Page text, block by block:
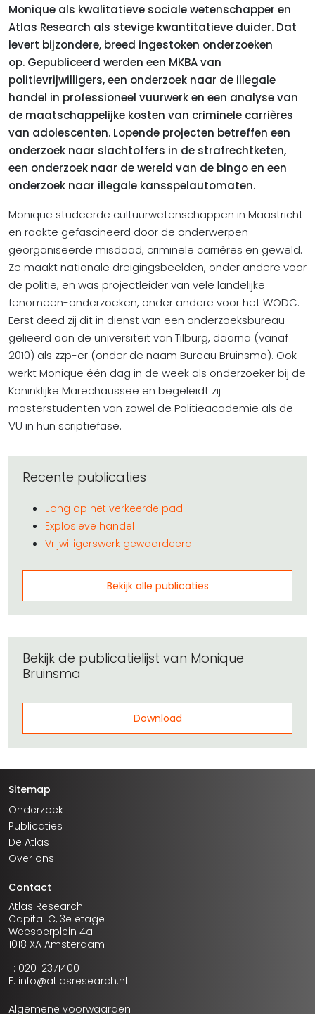
Monique als kwalitatieve sociale wetenschapper en
Atlas Research als stevige kwantitatieve duider. Dat
levert bijzondere, breed ingestoken onderzoeken
op. Gepubliceerd werden een MKBA van
politievrijwilligers, een onderzoek naar de illegale
handel in professioneel vuurwerk en een analyse van
de maatschappelijke kosten van criminele carrières
van adolescenten. Lopende projecten betreffen een
onderzoek naar slachtoffers in de strafrechtketen,
een onderzoek naar de wereld van de bingo en een
onderzoek naar illegale kansspelautomaten.
Monique studeerde cultuurwetenschappen in Maastricht
en raakte gefascineerd door de onderwerpen
georganiseerde misdaad, criminele carrières en geweld.
Ze maakt nationale dreigingsbeelden, onder andere voor
de politie, en was projectleider van vele landelijke
fenomeen-onderzoeken, onder andere voor het WODC.
Eerst deed zij dit in dienst van een onderzoeksbureau
gelieerd aan de universiteit van Tilburg, daarna (vanaf
2010) als zzp-er (onder de naam Bureau Bruinsma). Ook
werkt Monique één dag in de week als onderzoeker bij de
Koninklijke Marechaussee en begeleidt zij
masterstudenten van zowel de Politieacademie als de
VU in hun scriptiefase.
Recente publicaties
Jong op het verkeerde pad
Explosieve handel
Vrijwilligerswerk gewaardeerd
Bekijk alle publicaties
Bekijk de publicatielijst van Monique
Bruinsma
Download
Sitemap
Onderzoek
Publicaties
De Atlas
Over ons
Contact
Atlas Research
Capital C, 3e etage
Weesperplein 4a
1018 XA Amsterdam
T: 020-2371400
E: info@atlasresearch.nl
Algemene voorwaarden